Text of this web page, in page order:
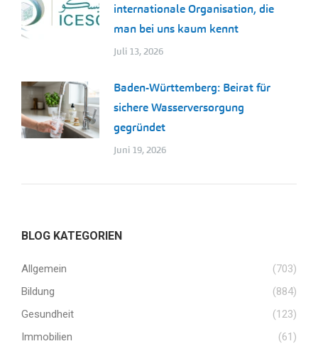
internationale Organisation, die
man bei uns kaum kennt
Juli 13, 2026
Baden-Württemberg: Beirat für
sichere Wasserversorgung
gegründet
Juni 19, 2026
BLOG KATEGORIEN
Allgemein
(703)
Bildung
(884)
Gesundheit
(123)
Immobilien
(61)